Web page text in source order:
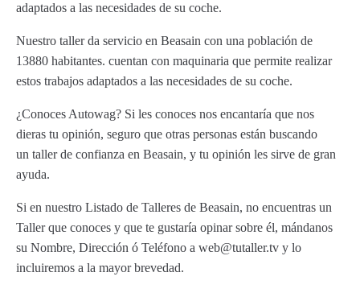
adaptados a las necesidades de su coche.
Nuestro taller da servicio en Beasain con una población de
13880 habitantes. cuentan con maquinaria que permite realizar
estos trabajos adaptados a las necesidades de su coche.
¿Conoces Autowag? Si les conoces nos encantaría que nos
dieras tu opinión, seguro que otras personas están buscando
un taller de confianza en Beasain, y tu opinión les sirve de gran
ayuda.
Si en nuestro Listado de Talleres de Beasain, no encuentras un
Taller que conoces y que te gustaría opinar sobre él, mándanos
su Nombre, Dirección ó Teléfono a web@tutaller.tv y lo
incluiremos a la mayor brevedad.